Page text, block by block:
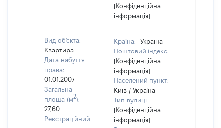
[Конфіденційна
інформація]
Вид об'єкта:
Квартира
Дата набуття
права:
01.01.2007
Загальна
площа (м2):
27,60
Реєстраційний
Країна:
Україна
Поштовий індекс:
[Конфіденційна
інформація]
Населений пункт:
Київ / Україна
Тип вулиці:
[Конфіденційна
інформація]